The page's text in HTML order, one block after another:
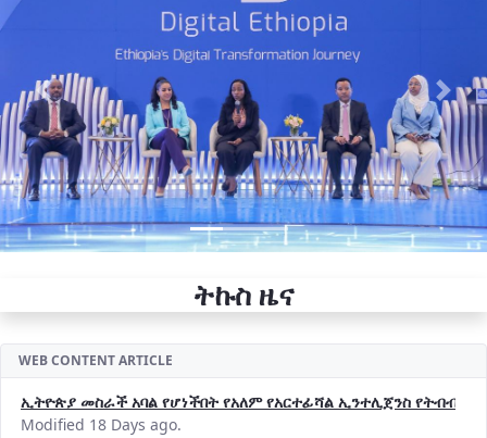
Previous Next
ትኩስ ዜና
WEB CONTENT ARTICLE
ኢትዮጵያ መስራች አባል የሆነችበት የአለም የአርተፊሻል ኢንተሊጀንስ የትብብር
Modified 18 Days ago.